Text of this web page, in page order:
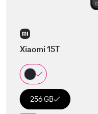
Xiaomi 15T
256 GB